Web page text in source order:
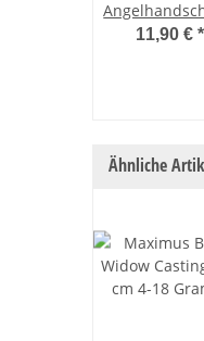
11,90 € *
Ähnliche